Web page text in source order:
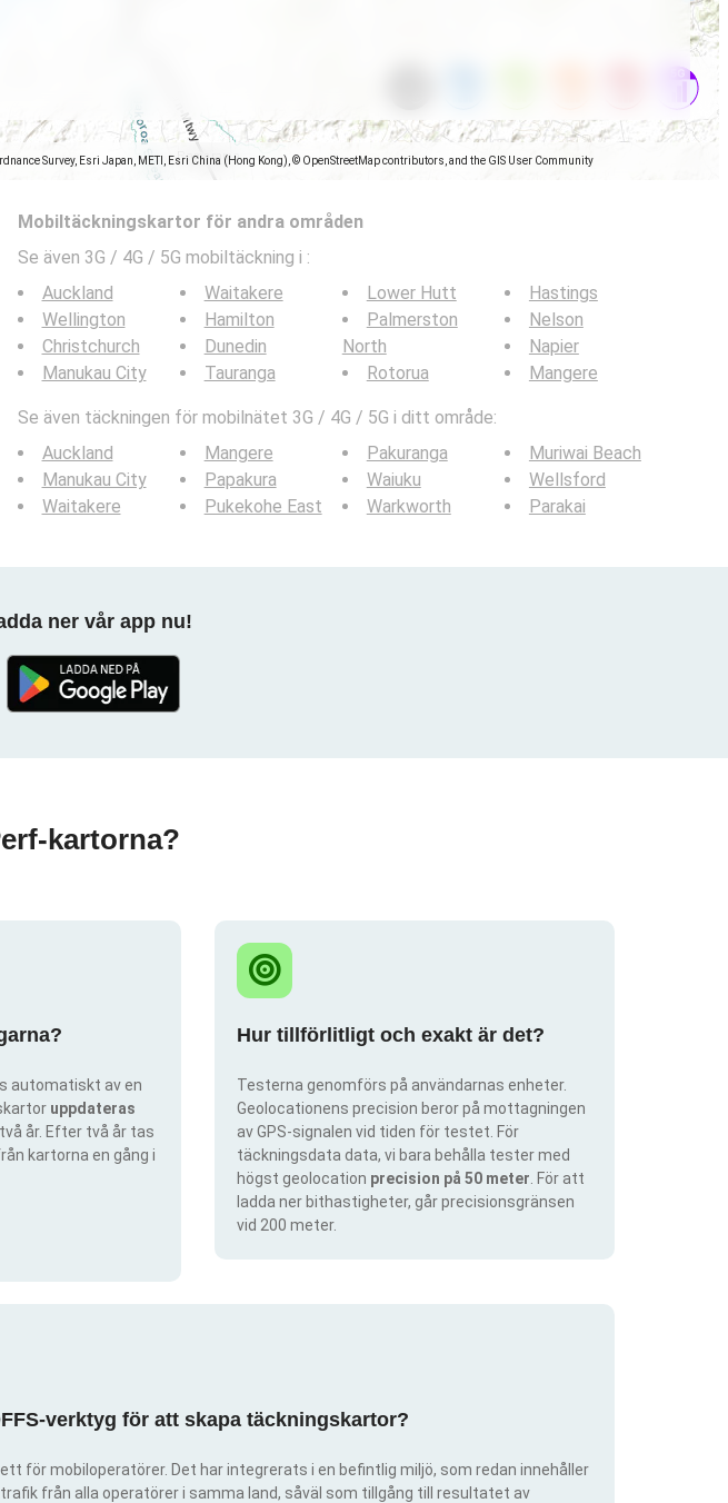
Survey, Esri Japan, METI, Esri China (Hong Kong), © OpenStreetMap contributors, and the GIS User Community
Mobiltäckningskartor för andra områden
Se även 3G / 4G / 5G mobiltäckning i :
Auckland
Wellington
Christchurch
Manukau City
Waitakere
Hamilton
Dunedin
Tauranga
Lower Hutt
Palmerston
North
Rotorua
Hastings
Nelson
Napier
Mangere
Se även täckningen för mobilnätet 3G / 4G / 5G i ditt område:
Auckland
Manukau City
Waitakere
Mangere
Papakura
Pukekohe East
Pakuranga
Waiuku
Warkworth
Muriwai Beach
Wellsford
Parakai
ner vår app nu!
kartorna?
automatiskt av en
uppdateras
två år. Efter två år tas
kartorna en gång i
Hur tillförlitligt och exakt är det?
Testerna genomförs på användarnas enheter.
Geolocationens precision beror på mottagningen
av GPS-signalen vid tiden för testet. För
täckningsdata data, vi bara behålla tester med
högst geolocation precision på 50 meter . För att
ladda ner bithastigheter, går precisionsgränsen
vid 200 meter.
verktyg för att skapa täckningskartor?
för mobiloperatörer. Det har integrerats i en befintlig miljö, som redan innehåller
från alla operatörer i samma land, såväl som tillgång till resultatet av